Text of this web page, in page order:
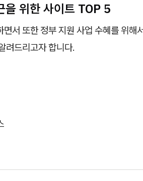
을 위한 사이트 TOP 5
서 또한 정부 지원 사업 수혜를 위해
려드리고자 합니다.